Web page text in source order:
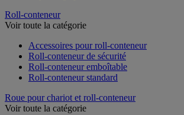
Roll-conteneur
Voir toute la catégorie
Accessoires pour roll-conteneur
Roll-conteneur de sécurité
Roll-conteneur emboîtable
Roll-conteneur standard
Roue pour chariot et roll-conteneur
Voir toute la catégorie